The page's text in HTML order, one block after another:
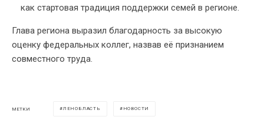
как стартовая традиция поддержки семей в регионе.
Глава региона выразил благодарность за высокую
оценку федеральных коллег, назвав её признанием
совместного труда.
МЕТКИ ЛЕНОБЛАСТЬ НОВОСТИ